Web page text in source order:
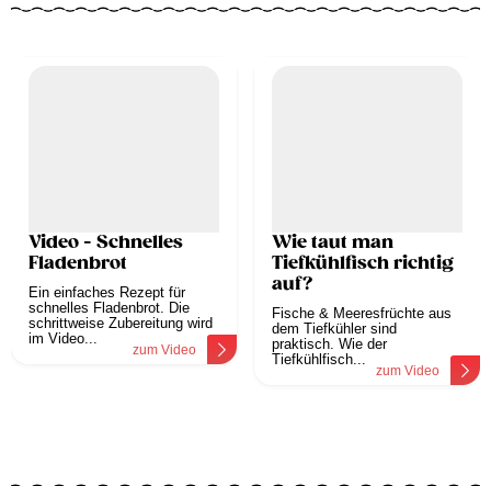
Video - Schnelles
Fladenbrot
Ein einfaches Rezept für
schnelles Fladenbrot. Die
schrittweise Zubereitung wird
im Video...
zum Video
Wie taut man
Tiefkühlfisch richtig
auf?
Fische & Meeresfrüchte aus
dem Tiefkühler sind
praktisch. Wie der
Tiefkühlfisch...
zum Video